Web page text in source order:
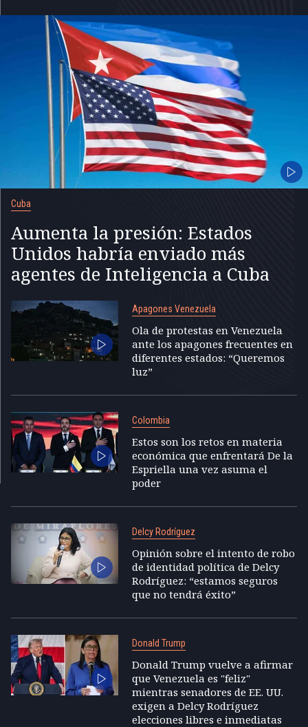
Cuba
Aumenta la presión: Estados
Unidos habría enviado más
agentes de Inteligencia a Cuba
Apagones Venezuela
Ola de protestas en Venezuela
ante los apagones frecuentes en
diferentes estados: “Queremos
luz”
Colombia
Estos son los retos en materia
económica que enfrentará De la
Espriella una vez asuma el
poder
Delcy Rodríguez
Opinión sobre el intento de robo
de identidad política de Delcy
Rodríguez: “estamos seguros
que no tendrá éxito”
Donald Trump
Donald Trump vuelve a afirmar
que Venezuela es "feliz"
mientras senadores de EE. UU.
exigen a Delcy Rodríguez
elecciones libres e inmediatas